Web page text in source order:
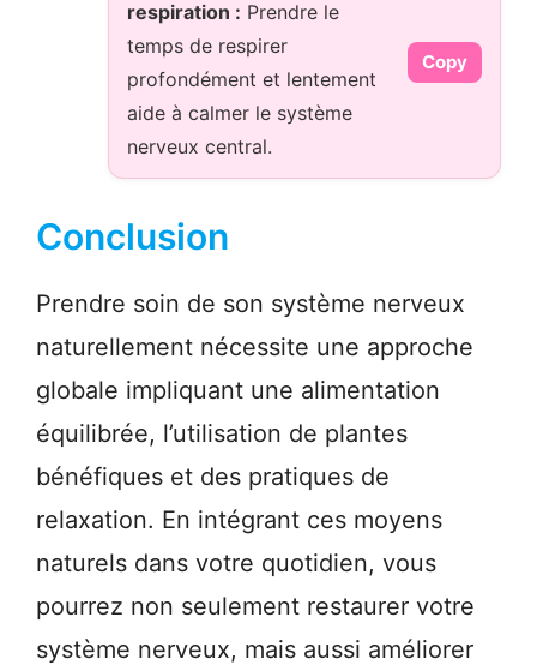
respiration : Prendre le
temps de respirer
profondément et lentement
aide à calmer le système
nerveux central.
Copy
Conclusion
Prendre soin de son système nerveux
naturellement nécessite une approche
globale impliquant une alimentation
équilibrée, l’utilisation de plantes
bénéfiques et des pratiques de
relaxation. En intégrant ces moyens
naturels dans votre quotidien, vous
pourrez non seulement restaurer votre
système nerveux, mais aussi améliorer